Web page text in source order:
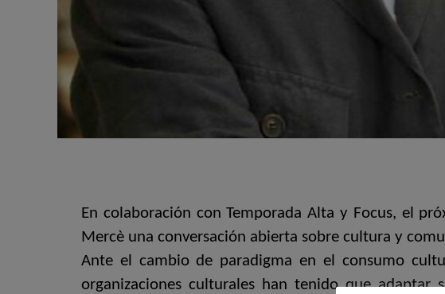
En colaboración con Temporada Alta y Focus, el
Mercè una conversación abierta sobre cultura y
Ante el cambio de paradigma en el consumo
organizaciones culturales han tenido que adaptar